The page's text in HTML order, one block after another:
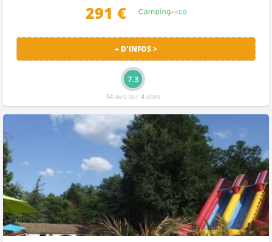
291 €
+ D'INFOS >
7.3
34 avis sur 4 sites